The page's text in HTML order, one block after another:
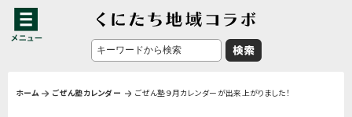
ホーム ごぜん塾カレンダー ごぜん塾９月カレンダーが出来上がりました！